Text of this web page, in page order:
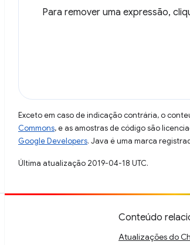
Para remover uma expressão,
Exceto em caso de indicação contrária, o
Commons, e as amostras de código são
Google Developers. Java é uma marca
Última atualização 2019-04-18 UTC.
Conteúdo
Atualizações do